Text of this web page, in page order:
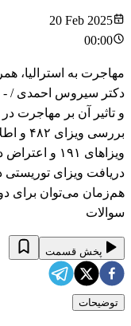
20 Feb 2025
00:00
مهاجرت به استرالیا،
دکتر سیروس احمدی / -
و تاثیر آن بر مهاجرت
بررسی
ویزاهای ۱۹۱
دریافت ویزای
هم‌زمان می‌توان برای
سوالات
پخش قسمت
توضیحات